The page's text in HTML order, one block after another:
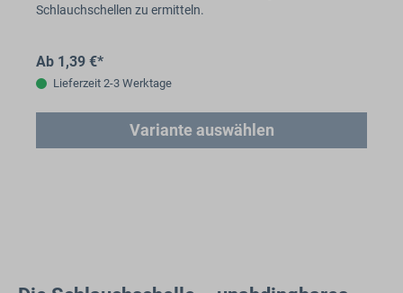
Schlauchschellen zu ermitteln.
Ab 1,39 €*
Lieferzeit 2-3 Werktage
Variante auswählen